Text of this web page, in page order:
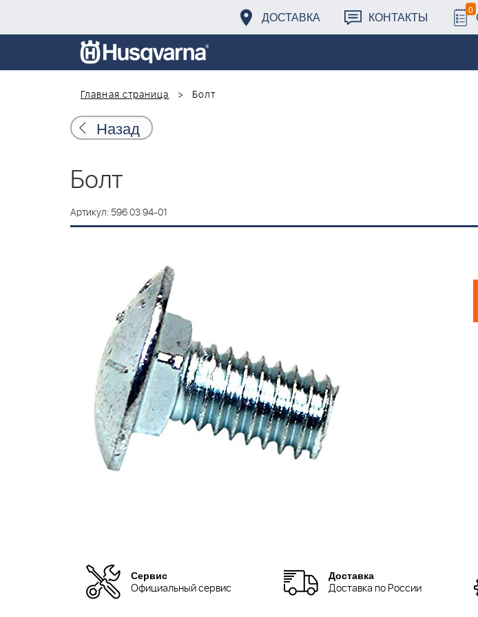
ДОСТАВКА КОНТАКТЫ 0
Главная страница
Болт
Назад
Болт
Артикул: 596 03 94-01
Сервис
Официальный сервис
Доставка
Доставка по России